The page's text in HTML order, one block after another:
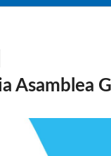
Asamblea